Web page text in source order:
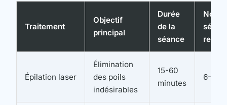
Traitement
Objectif
principal
Durée
de la
séance
Épilation laser
Élimination
des poils
indésirables
15-60
minutes
6-8